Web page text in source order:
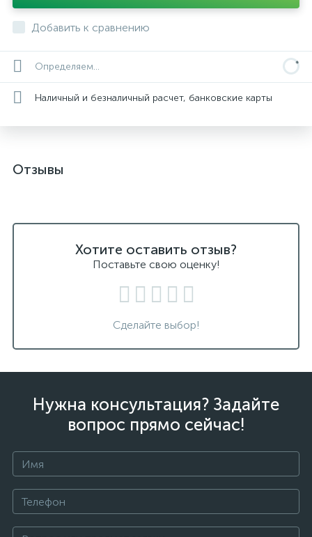
Добавить к сравнению
Определяем...
Наличный и безналичный расчет, банковские карты
Отзывы
Хотите оставить отзыв?
Поставьте свою оценку!
Сделайте выбор!
Нужна консультация? Задайте
вопрос прямо сейчас!